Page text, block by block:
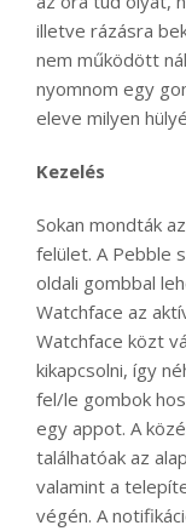
illetve rázásra
nem működött
nyomnom egy
eleve milyen
Kezelés
Sokan mondták
felület. A Pebble
oldali gombbal
Watchface az
Watchface közt
kikapcsolni, így
fel/le gombok
egy appot. A
találhatóak az
valamint a
végén. A